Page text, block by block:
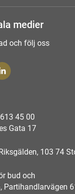
medier
och följ oss
45 00
Gata 17
103 74
bud och
Partihandlarvägen